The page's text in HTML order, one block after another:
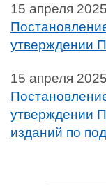
15 апреля 2025
утверждении
15 апреля 2025
утверждении
изданий по